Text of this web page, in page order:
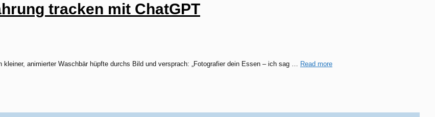
tracken mit ChatGPT
animierter Waschbär hüpfte durchs Bild und versprach: „Fotografier dein Essen – ich sag … Read more